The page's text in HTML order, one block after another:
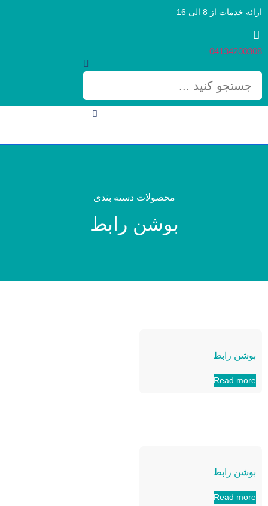
ارائه خدمات از 8 الی 16
04134200308
محصولات دسته بندی
بوشن رابط
بوشن رابط
Read more
بوشن رابط
Read more